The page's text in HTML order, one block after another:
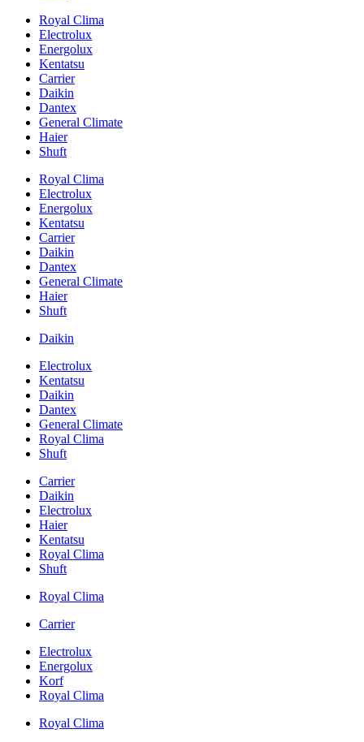
Royal Clima
Electrolux
Energolux
Kentatsu
Carrier
Daikin
Dantex
General Climate
Haier
Shuft
Royal Clima
Electrolux
Energolux
Kentatsu
Carrier
Daikin
Dantex
General Climate
Haier
Shuft
Daikin
Electrolux
Kentatsu
Daikin
Dantex
General Climate
Royal Clima
Shuft
Carrier
Daikin
Electrolux
Haier
Kentatsu
Royal Clima
Shuft
Royal Clima
Carrier
Electrolux
Energolux
Korf
Royal Clima
Royal Clima